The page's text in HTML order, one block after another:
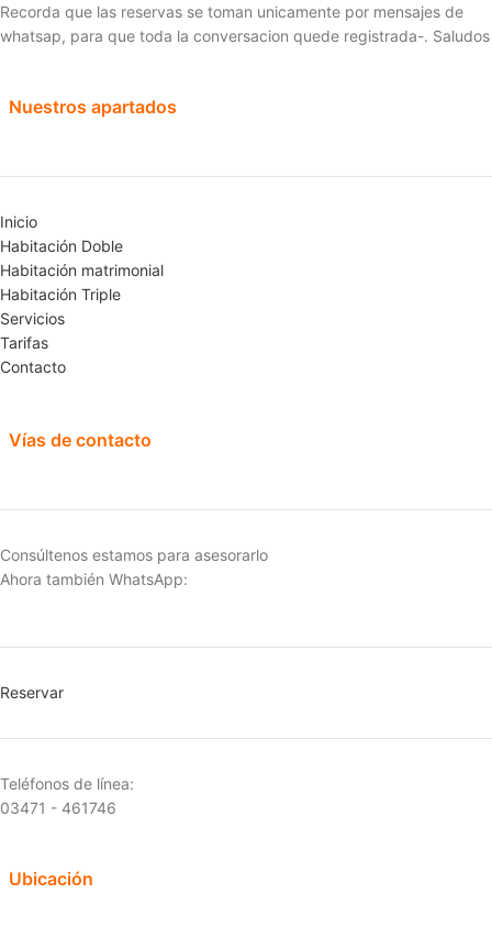
Recorda que las reservas se toman unicamente por mensajes de
whatsap, para que toda la conversacion quede registrada-. Saludos
Nuestros apartados
Inicio
Habitación Doble
Habitación matrimonial
Habitación Triple
Servicios
Tarifas
Contacto
Vías de contacto
Consúltenos estamos para asesorarlo
Ahora también WhatsApp:
Reservar
Teléfonos de línea:
03471 - 461746
Ubicación